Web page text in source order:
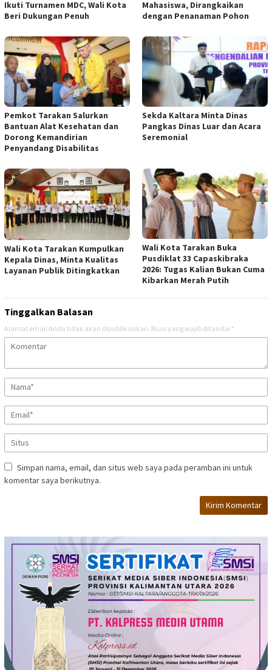
Ikuti Turnamen MDC, Wali Kota
Beri Dukungan Penuh
Mahasiswa, Dirangkaikan
dengan Penanaman Pohon
Pemkot Tarakan Salurkan
Bantuan Alat Kesehatan dan
Dorong Kemandirian
Penyandang Disabilitas
Sekda Kaltara Minta Dinas
Pangkas Dinas Luar dan Acara
Seremonial
Wali Kota Tarakan Kumpulkan
Kepala Dinas, Minta Kualitas
Layanan Publik Ditingkatkan
Wali Kota Tarakan Buka
Pusdiklat 33 Capaskibraka
2026: Tugas Kalian Bukan Cuma
Kibarkan Merah Putih
Tinggalkan Balasan
Alamat email Anda tidak akan dipublikasikan. Ruas yang wajib ditandai *
Simpan nama, email, dan situs web saya pada peramban ini untuk
komentar saya berikutnya.